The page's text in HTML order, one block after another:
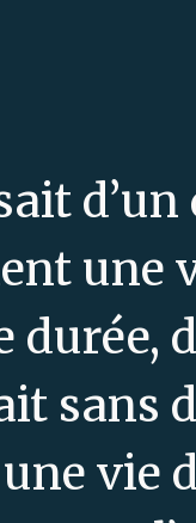
une
durée,
sans
vie